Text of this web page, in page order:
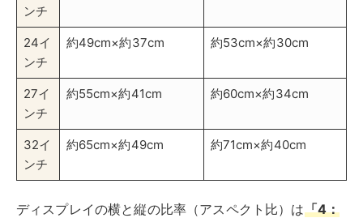
ンチ
24イ
ンチ
約49cm×約37cm 約53cm×約30cm
27イ
ンチ
約55cm×約41cm 約60cm×約34cm
32イ
ンチ
約65cm×約49cm 約71cm×約40cm
ディスプレイの横と縦の比率（アスペクト比）は「4：